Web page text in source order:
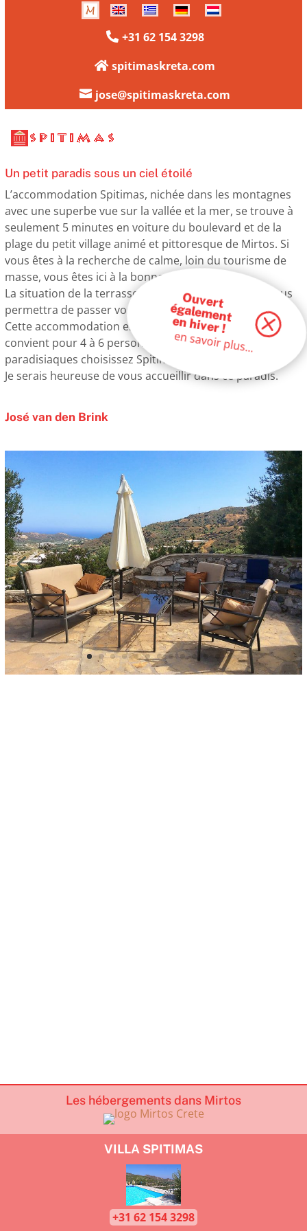
 +31 62 154 3298
 spitimaskreta.com
 jose@spitimaskreta.com
Un petit paradis sous un ciel étoilé
L’accommodation Spitimas, nichée dans les montagnes
avec une superbe vue sur la vallée et la mer, se trouve à
seulement 5 minutes en voiture du boulevard et de la
plage du petit village animé et pittoresque de Mirtos. Si
vous êtes à la recherche de calme, loin du tourisme de
masse, vous êtes ici à la bonne adresse.
La situation de la terrasse et de la piscine privative vous
permettra de passer vos vacances au calme entre vous.
Cette accommodation est totalement équipée et
convient pour 4 à 6 personnes. Pour des vacances
paradisiaques choisissez Spitimas !
Je serais heureuse de vous accueillir dans ce paradis.
José van den Brink
O
uvert
égalem
ent
en hiver !
en savoir plus...
Les hébergements dans Mirtos
VILLA SPITIMAS
+31 62 154 3298